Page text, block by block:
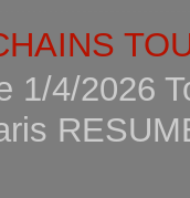
1/4/2026